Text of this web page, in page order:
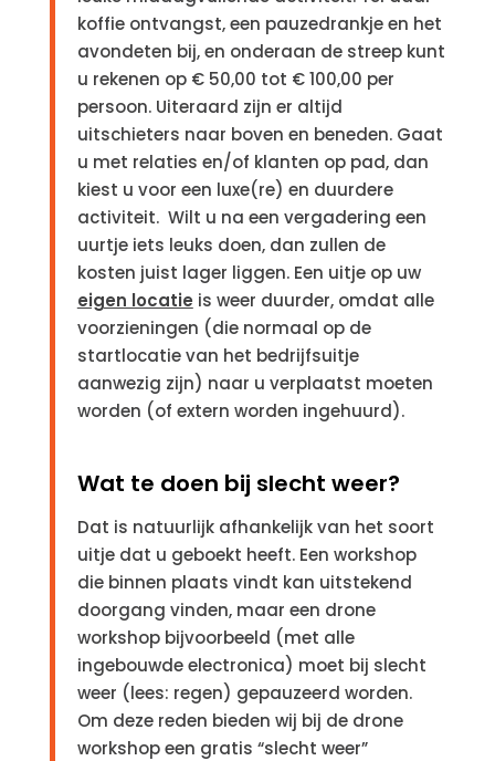
koffie ontvangst, een pauzedrankje en het
avondeten bij, en onderaan de streep kunt
u rekenen op € 50,00 tot € 100,00 per
persoon. Uiteraard zijn er altijd
uitschieters naar boven en beneden. Gaat
u met relaties en/of klanten op pad, dan
kiest u voor een luxe(re) en duurdere
activiteit. Wilt u na een vergadering een
uurtje iets leuks doen, dan zullen de
kosten juist lager liggen. Een uitje op uw
eigen locatie is weer duurder, omdat alle
voorzieningen (die normaal op de
startlocatie van het bedrijfsuitje
aanwezig zijn) naar u verplaatst moeten
worden (of extern worden ingehuurd).
Wat te doen bij slecht weer?
Dat is natuurlijk afhankelijk van het soort
uitje dat u geboekt heeft. Een workshop
die binnen plaats vindt kan uitstekend
doorgang vinden, maar een drone
workshop bijvoorbeeld (met alle
ingebouwde electronica) moet bij slecht
weer (lees: regen) gepauzeerd worden.
Om deze reden bieden wij bij de drone
workshop een gratis “slecht weer”